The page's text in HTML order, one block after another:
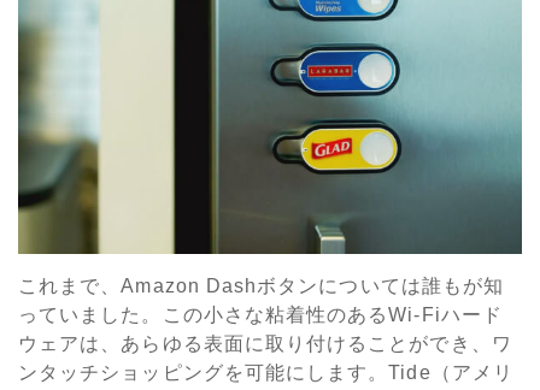
これまで、Amazon Dashボタンについては誰もが知
っていました。この小さな粘着性のあるWi-Fiハード
ウェアは、あらゆる表面に取り付けることができ、ワ
ンタッチショッピングを可能にします。Tide（アメリ